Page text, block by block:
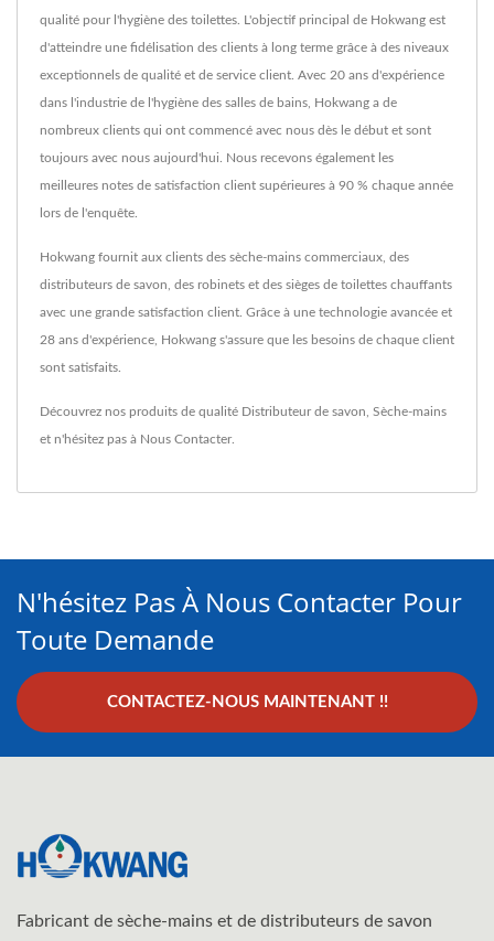
qualité pour l'hygiène des toilettes. L'objectif principal de Hokwang est
d'atteindre une fidélisation des clients à long terme grâce à des niveaux
exceptionnels de qualité et de service client. Avec 20 ans d'expérience
dans l'industrie de l'hygiène des salles de bains, Hokwang a de
nombreux clients qui ont commencé avec nous dès le début et sont
toujours avec nous aujourd'hui. Nous recevons également les
meilleures notes de satisfaction client supérieures à 90 % chaque année
lors de l'enquête.
Hokwang fournit aux clients des sèche-mains commerciaux, des
distributeurs de savon, des robinets et des sièges de toilettes chauffants
avec une grande satisfaction client. Grâce à une technologie avancée et
28 ans d'expérience, Hokwang s'assure que les besoins de chaque client
sont satisfaits.
Découvrez nos produits de qualité Distributeur de savon Sèche-mains
et n'hésitez pas à Nous Contacter.
N'hésitez Pas À Nous Contacter Pour
Toute Demande
CONTACTEZ-NOUS MAINTENANT !!
Fabricant de sèche-mains et de distributeurs de savon